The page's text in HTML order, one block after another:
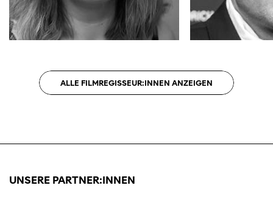
ALLE FILMREGISSEUR:INNEN ANZEIGEN
UNSERE PARTNER:INNEN